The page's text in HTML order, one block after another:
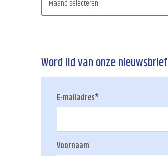
Word lid van onze nieuwsbrief
E-mailadres*
Voornaam